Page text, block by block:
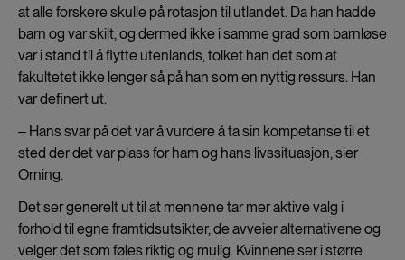
at alle forskere skulle på rotasjon til utlandet. Da han hadde
barn og var skilt, og dermed ikke i samme grad som barnløse
var i stand til å flytte utenlands, tolket han det som at
fakultetet ikke lenger så på han som en nyttig ressurs. Han
var definert ut.
‒ Hans svar på det var å vurdere å ta sin kompetanse til et
sted der det var plass for ham og hans livssituasjon, sier
Orning.
Det ser generelt ut til at mennene tar mer aktive valg i
forhold til egne framtidsutsikter, de avveier alternativene og
velger det som føles riktig og mulig. Kvinnene ser i større